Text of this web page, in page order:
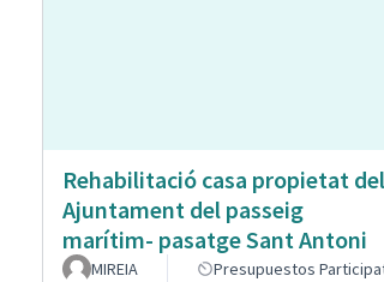
Rehabilitació casa propietat del
Ajuntament del passeig
marítim- pasatge Sant Antoni
MIREIA
Presupuestos